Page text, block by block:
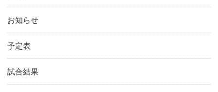
お知らせ
予定表
試合結果